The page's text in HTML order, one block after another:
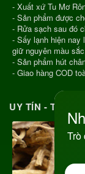
- Xuất xứ Tu Mơ
- Sản phẩm được
- Rửa sạch sau đó
- Sấy lạnh hiện nay
giữ nguyên màu
- Sản phẩm hút
- Giao hàng COD
UY TÍN -